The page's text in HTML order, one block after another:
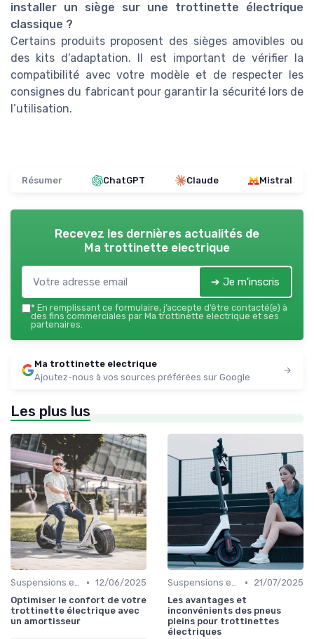
installer un siège sur une trottinette électrique
classique ?
Certains produits proposent des sièges amovibles ou
des kits d’adaptation. Il est important de vérifier la
compatibilité avec votre modèle et de respecter les
consignes du fabricant pour garantir la sécurité lors de
l’utilisation.
Résumer ChatGPT Claude Mistral
Recevez les dernières actualités de
Ma trottinette electrique
➔ Je m'inscris
* En remplissant ce formulaire, j’accepte d’être contacté(e) à
des fins commerciales par Ma trottinette electrique et ses
partenaires.
Ma trottinette electrique
Ajoutez-nous à vos sources préférées sur Google
Les plus lus
Suspensions et confort • 12/06/2025
Optimiser le confort de votre
trottinette électrique avec
un amortisseur
Suspensions et confort •
21/07/2025
Les avantages et
inconvénients des pneus
pleins pour trottinettes
électriques